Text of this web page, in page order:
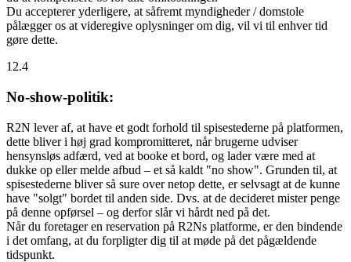
Du accepterer yderligere, at såfremt myndigheder / domstole
pålægger os at videregive oplysninger om dig, vil vi til enhver tid
gøre dette.
12.4
No-show-politik:
R2N lever af, at have et godt forhold til spisestederne på platformen,
dette bliver i høj grad kompromitteret, når brugerne udviser
hensynsløs adfærd, ved at booke et bord, og lader være med at
dukke op eller melde afbud – et så kaldt "no show". Grunden til, at
spisestederne bliver så sure over netop dette, er selvsagt at de kunne
have "solgt" bordet til anden side. Dvs. at de decideret mister penge
på denne opførsel – og derfor slår vi hårdt ned på det.
Når du foretager en reservation på R2Ns platforme, er den bindende
i det omfang, at du forpligter dig til at møde på det pågældende
tidspunkt.